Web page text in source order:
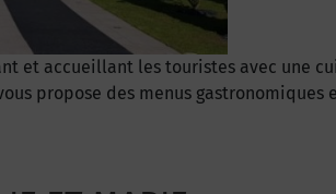
et accueillant les touristes avec une
propose des menus